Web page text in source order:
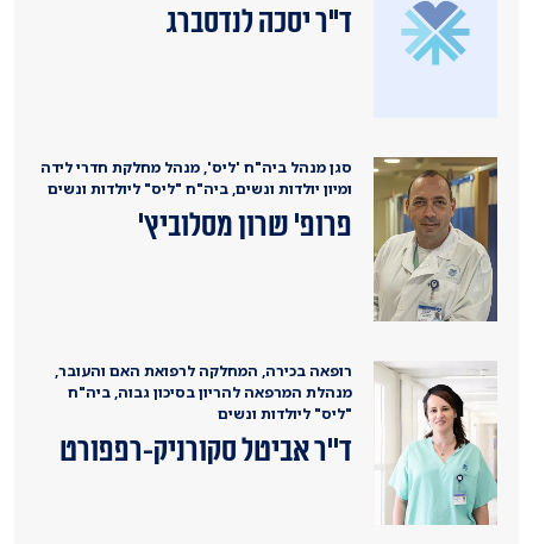
ד"ר יסכה לנדסברג
סגן מנהל ביה"ח 'ליס', מנהל מחלקת חדרי לידה
ומיון יולדות ונשים, ביה"ח "ליס" ליולדות ונשים
פרופ' שרון מסלוביץ'
רופאה בכירה, המחלקה לרפואת האם והעובר,
מנהלת המרפאה להריון בסיכון גבוה, ביה"ח
"ליס" ליולדות ונשים
ד''ר אביטל סקורניק-רפפורט